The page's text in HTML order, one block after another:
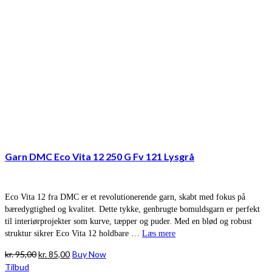
Garn DMC Eco Vita 12 250 G Fv 121 Lysgrå
Eco Vita 12 fra DMC er et revolutionerende garn, skabt med fokus på
bæredygtighed og kvalitet. Dette tykke, genbrugte bomuldsgarn er perfekt
til interiørprojekter som kurve, tæpper og puder. Med en blød og robust
struktur sikrer Eco Vita 12 holdbare … Læs mere
kr.95,00Den
kr.85,00Den
Buy Now
Tilbud